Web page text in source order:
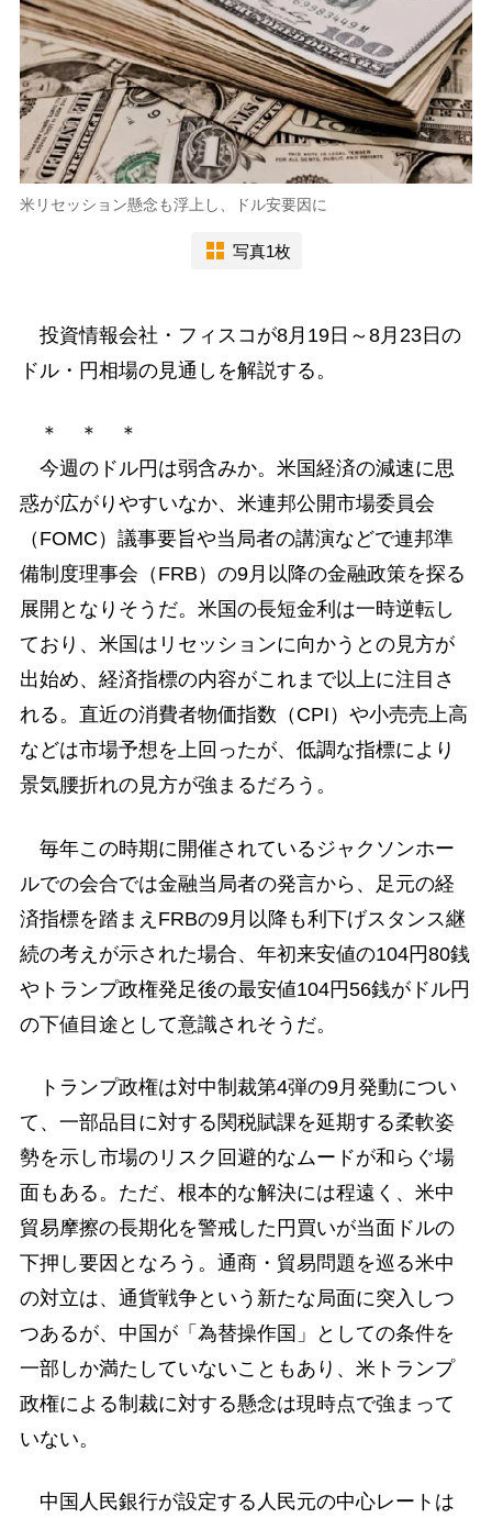
米リセッション懸念も浮上し、ドル安要因に
写真1枚
投資情報会社・フィスコが8月19日～8月23日の
ドル・円相場の見通しを解説する。
＊ ＊ ＊
今週のドル円は弱含みか。米国経済の減速に思
惑が広がりやすいなか、米連邦公開市場委員会
（FOMC）議事要旨や当局者の講演などで連邦準
備制度理事会（FRB）の9月以降の金融政策を探る
展開となりそうだ。米国の長短金利は一時逆転し
ており、米国はリセッションに向かうとの見方が
出始め、経済指標の内容がこれまで以上に注目さ
れる。直近の消費者物価指数（CPI）や小売売上高
などは市場予想を上回ったが、低調な指標により
景気腰折れの見方が強まるだろう。
毎年この時期に開催されているジャクソンホー
ルでの会合では金融当局者の発言から、足元の経
済指標を踏まえFRBの9月以降も利下げスタンス継
続の考えが示された場合、年初来安値の104円80銭
やトランプ政権発足後の最安値104円56銭がドル円
の下値目途として意識されそうだ。
トランプ政権は対中制裁第4弾の9月発動につい
て、一部品目に対する関税賦課を延期する柔軟姿
勢を示し市場のリスク回避的なムードが和らぐ場
面もある。ただ、根本的な解決には程遠く、米中
貿易摩擦の長期化を警戒した円買いが当面ドルの
下押し要因となろう。通商・貿易問題を巡る米中
の対立は、通貨戦争という新たな局面に突入しつ
つあるが、中国が「為替操作国」としての条件を
一部しか満たしていないこともあり、米トランプ
政権による制裁に対する懸念は現時点で強まって
いない。
中国人民銀行が設定する人民元の中心レートは